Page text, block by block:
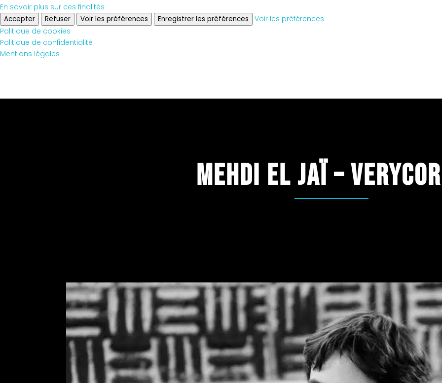
En savoir plus sur ces finalités
Accepter Refuser Voir les préférences Enregistrer les préférences
Voir les préférences
Politique de cookies
Politique de confidentialité
Mentions légales
Mehdi El Jaï –